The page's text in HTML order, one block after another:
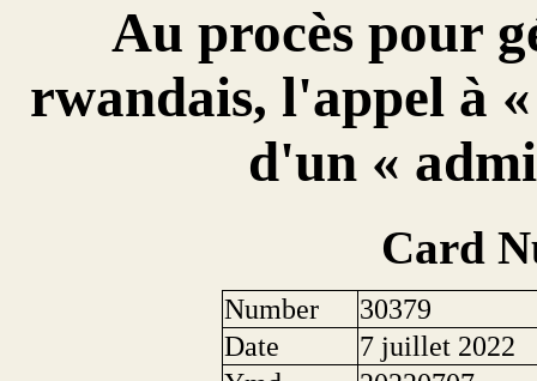
Au procès pour
rwandais, l'appel à
d'un «
Card
Number
30379
Date
7 juillet 2022